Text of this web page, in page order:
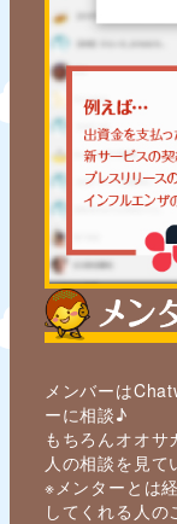
メンバーは
ーに相談♪
もちろんオオサ
人の相談を見て
※メンターとは
してくれる人の